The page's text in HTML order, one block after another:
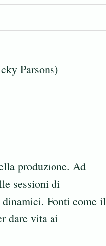
Parsons)
produzione. Ad
sessioni di
dinamici. Fonti come il
dare vita ai